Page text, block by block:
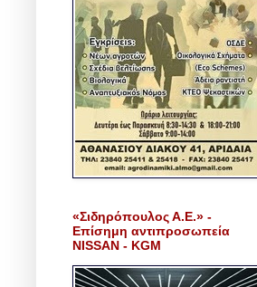
«Σιδηρόπουλος Α.Ε.» -
Επίσημη αντιπροσωπεία
NISSAN - KGM